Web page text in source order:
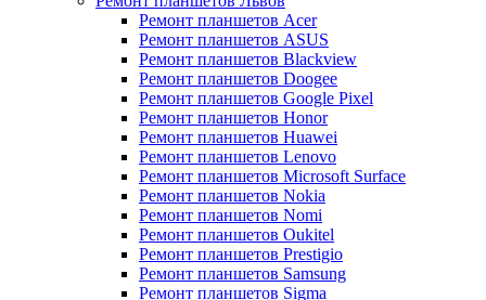
Ремонт планшетов Acer
Ремонт планшетов ASUS
Ремонт планшетов Blackview
Ремонт планшетов Doogee
Ремонт планшетов Google Pixel
Ремонт планшетов Honor
Ремонт планшетов Huawei
Ремонт планшетов Lenovo
Ремонт планшетов Microsoft Surface
Ремонт планшетов Nokia
Ремонт планшетов Nomi
Ремонт планшетов Oukitel
Ремонт планшетов Prestigio
Ремонт планшетов Samsung
Ремонт планшетов Sigma